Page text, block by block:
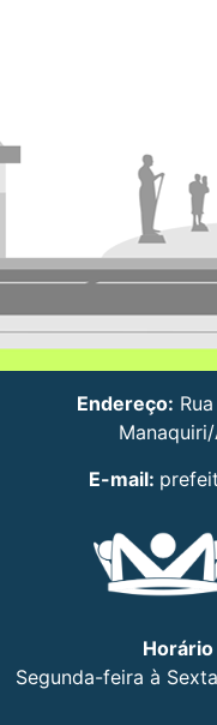
Endereço:
E-mail:
Segunda-feira à